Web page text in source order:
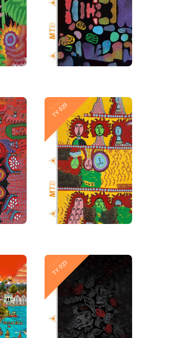
Novo
TY 029
Novo
TY 023